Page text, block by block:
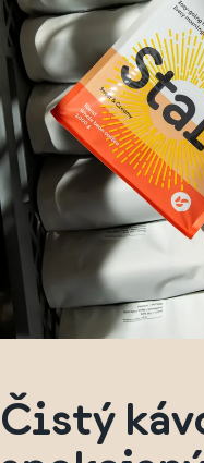
Čistý